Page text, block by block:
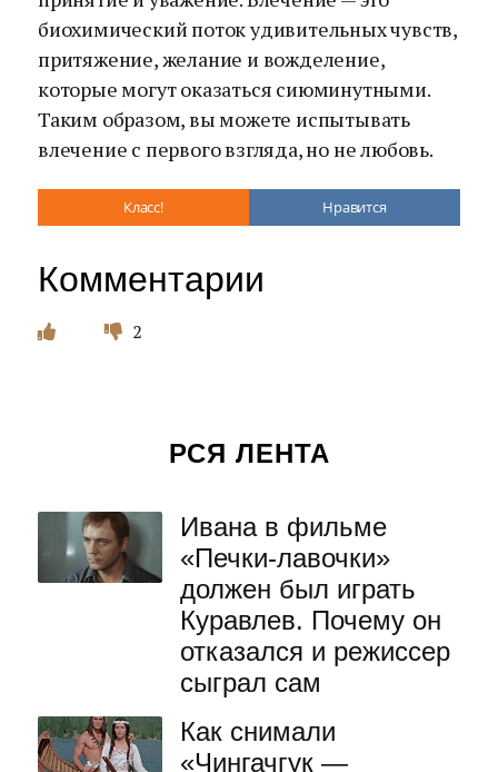
биохимический поток удивительных чувств,
притяжение, желание и вожделение,
которые могут оказаться сиюминутными.
Таким образом, вы можете испытывать
влечение с первого взгляда, но не любовь.
Класс! Нравится
Комментарии
2
РСЯ ЛЕНТА
Ивана в фильме
«Печки-лавочки»
должен был играть
Куравлев. Почему он
отказался и режиссер
сыграл сам
Как снимали
«Чингачгук —